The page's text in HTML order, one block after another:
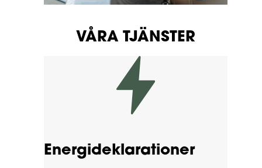
VÅRA TJÄNSTER
Energideklarationer